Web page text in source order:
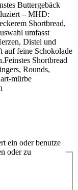
Buttergebäck
– MHD:
Shortbread,
umfasst
Distel und
auf feine Schokolade
Shortbread
Rounds,
mürbe
ein oder benutze
oder zu